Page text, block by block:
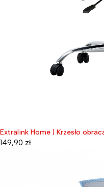
Extralink Home | Krzesło
149,90 zł